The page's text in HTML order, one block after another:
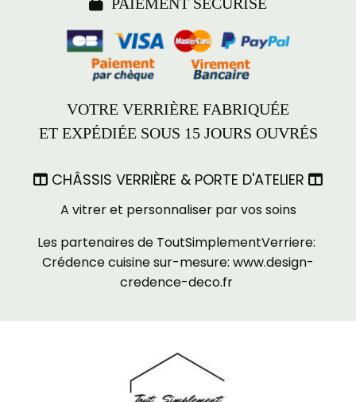
VOTRE VERRIÈRE FABRIQUÉE
ET EXPÉDIÉE SOUS 15 JOURS OUVRÉS
 CHÂSSIS VERRIÈRE & PORTE D'ATELIER 
A vitrer et personnaliser par vos soins
Les partenaires de ToutSimplementVerriere:
Crédence cuisine sur-mesure: www.design-
credence-deco.fr